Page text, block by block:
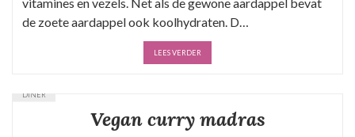
de zoete aardappel ook koolhydraten. D…
LEES VERDER
DINER
Vegan curry madras